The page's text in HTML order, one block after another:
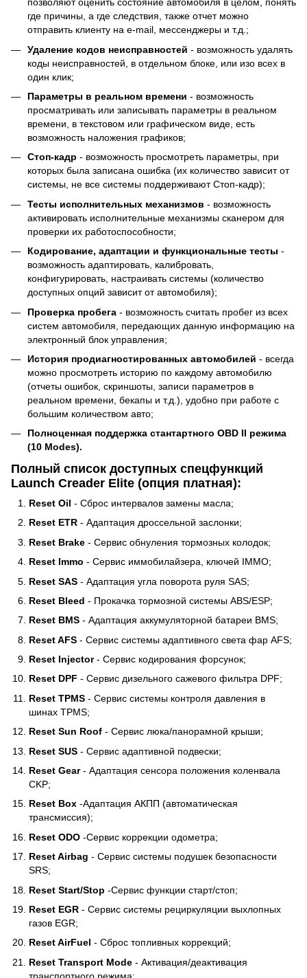
позволяют оценить состояние автомобиля в целом, понять
где причины, а где следствия, также отчет можно
отправить клиенту на e-mail, мессенджеры и т.д.;
Удаление кодов неисправностей - возможность удалять
коды неисправностей, в отдельном блоке, или изо всех в
один клик;
Параметры в реальном времени - возможность
просматривать или записывать параметры в реальном
времени, в текстовом или графическом виде, есть
возможность наложения графиков;
Cтоп-кадр - возможность просмотреть параметры, при
которых была записана ошибка (их количество зависит от
системы, не все системы поддерживают Стоп-кадр);
Тесты исполнительных механизмов - возможность
активировать исполнительные механизмы сканером для
проверки их работоспособности;
Кодирование, адаптации и функциональные тесты -
возможность адаптировать, калибровать,
конфигурировать, настраивать системы (количество
доступных опций зависит от автомобиля);
Проверка пробега - возможность считать пробег из всех
систем автомобиля, передающих данную информацию на
электронный блок управления;
История продиагностированных автомобилей - всегда
можно просмотреть историю по каждому автомобилю
(отчеты ошибок, скриншоты, записи параметров в
реальном времени, бекапы и т.д.), удобно при работе с
большим количеством авто;
Полноценная поддержка стантартного OBD II режима
(10 Modes).
Полный список доступных спецфункций
Launch Creader Elite (опция платная):
Reset Oil - Сброс интервалов замены масла;
Reset ETR - Адаптация дроссельной заслонки;
Reset Brake - Сервис обнуления тормозных колодок;
Reset Immo - Сервис иммобилайзера, ключей IMMO;
Reset SAS - Адаптация угла поворота руля SAS;
Reset Bleed - Прокачка тормозной системы ABS/ESP;
Reset BMS - Адаптация аккумуляторной батареи BMS;
Reset AFS - Сервис системы адаптивного света фар AFS;
Reset Injector- Сервис кодирования форсунок;
Reset DPF - Сервис дизельного сажевого фильтра DPF;
Reset TPMS - Сервис системы контроля давления в
шинах TPMS;
Reset Sun Roof - Сервис люка/панорамной крыши;
Reset SUS - Сервис адаптивной подвески;
Reset Gear- Адаптация сенсора положения коленвала
CKP;
Reset Box -Адаптация АКПП (автоматическая
трансмиссия);
Reset ODO -Сервис коррекции одометра;
Reset Airbag - Сервис системы подушек безопасности
SRS;
Reset Start/Stop -Сервис функции старт/стоп;
Reset EGR - Сервис системы рециркуляции выхлопных
газов EGR;
Reset AirFuel - Сброс топливных коррекций;
Reset Transport Mode - Активация/деактивация
транспортного режима;